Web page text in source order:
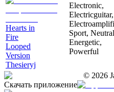
Hearts in
Fire
Looped
Version
Thesieryj
Electronic,
Electricguitar,
Sport,
Energetic,
Powerful
© 2026
Скачать приложение